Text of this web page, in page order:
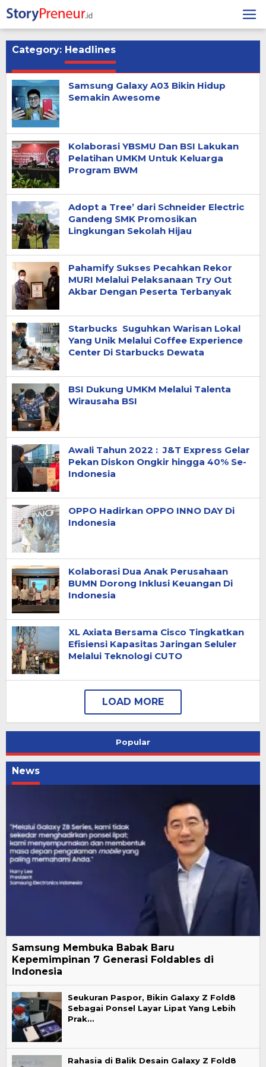
to
content
Category: Headlines
Samsung Galaxy A03 Bikin Hidup
Semakin Awesome
Kolaborasi YBSMU Dan BSI Lakukan
Pelatihan UMKM Untuk Keluarga
Program BWM
Adopt a Tree’ dari Schneider Electric
Gandeng SMK Promosikan
Lingkungan Sekolah Hijau
Pahamify Sukses Pecahkan Rekor
MURI Melalui Pelaksanaan Try Out
Akbar Dengan Peserta Terbanyak
Starbucks Suguhkan Warisan Lokal
Yang Unik Melalui Coffee Experience
Center Di Starbucks Dewata
BSI Dukung UMKM Melalui Talenta
Wirausaha BSI
Awali Tahun 2022 : J&T Express Gelar
Pekan Diskon Ongkir hingga 40% Se-
Indonesia
OPPO Hadirkan OPPO INNO DAY Di
Indonesia
Kolaborasi Dua Anak Perusahaan
BUMN Dorong Inklusi Keuangan Di
Indonesia
XL Axiata Bersama Cisco Tingkatkan
Efisiensi Kapasitas Jaringan Seluler
Melalui Teknologi CUTO
Popular
News
Samsung Membuka Babak Baru
Kepemimpinan 7 Generasi Foldables di
Indonesia
Seukuran Paspor, Bikin Galaxy Z Fold8
Sebagai Ponsel Layar Lipat Yang Lebih
Prak…
Rahasia di Balik Desain Galaxy Z Fold8